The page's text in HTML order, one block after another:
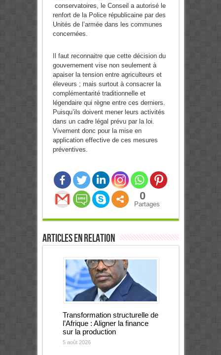
conservatoires, le Conseil a autorisé le
renfort de la Police républicaine par des
Unités de l’armée dans les communes
concernées.
Il faut reconnaitre que cette décision du
gouvernement vise non seulement à
apaiser la tension entre agriculteurs et
éleveurs ; mais surtout à consacrer la
complémentarité traditionnelle et
légendaire qui règne entre ces derniers.
Puisqu’ils doivent mener leurs activités
dans un cadre légal prévu par la loi.
Vivement donc pour la mise en
application effective de ces mesures
préventives.
0
Partages
Articles en relation
Transformation structurelle de
l’Afrique : Aligner la finance
sur la production
5 août 2026